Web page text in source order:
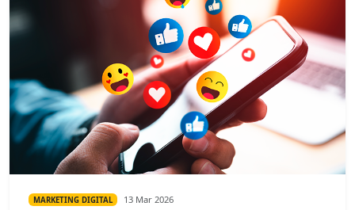
MARKETING DIGITAL 13 Mar 2026